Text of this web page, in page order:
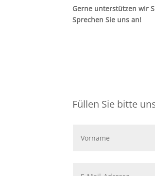
Gerne unterstützen wir
Sprechen Sie uns an!
Füllen Sie bitte